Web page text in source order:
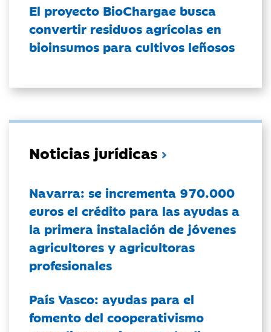
El proyecto BioChargae busca
convertir residuos agrícolas en
bioinsumos para cultivos leñosos
Noticias jurídicas
Navarra: se incrementa 970.000
euros el crédito para las ayudas a
la primera instalación de jóvenes
agricultores y agricultoras
profesionales
País Vasco: ayudas para el
fomento del cooperativismo